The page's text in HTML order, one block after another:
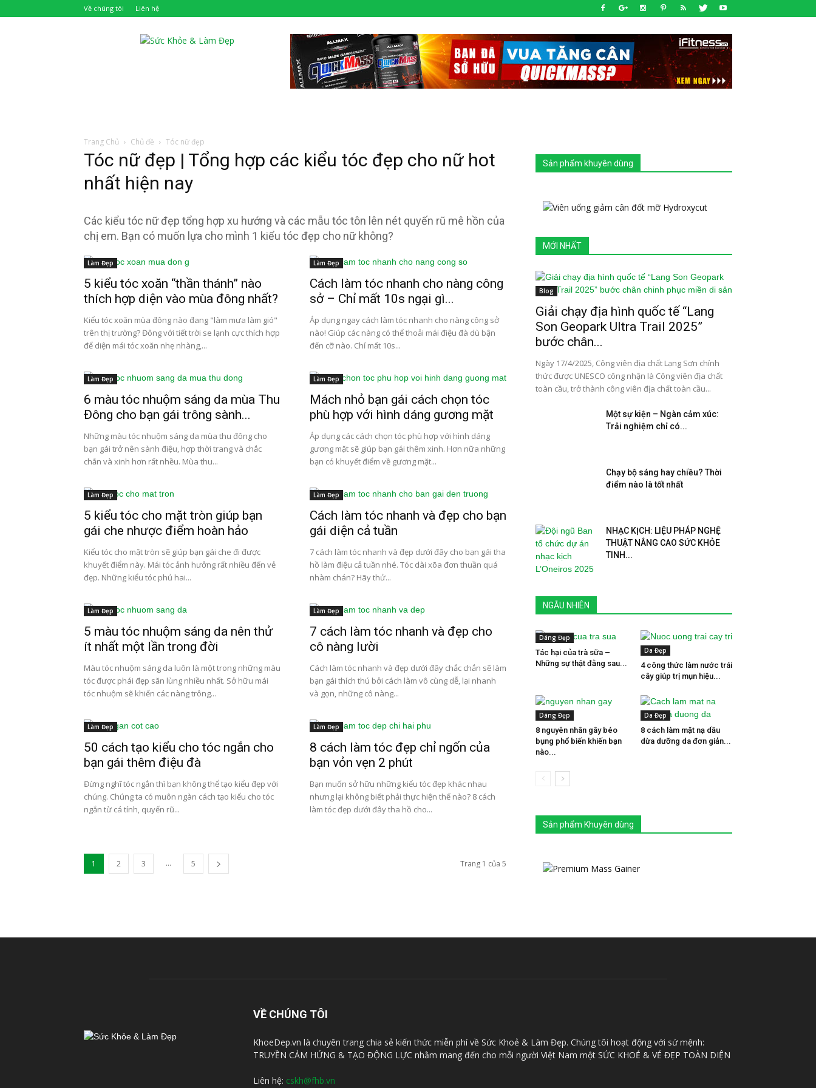
Về chúng tôi Liên hệ
Trang Chủ Chủ đề Tóc nữ đẹp
Tóc nữ đẹp | Tổng hợp các kiểu tóc đẹp cho nữ hot
nhất hiện nay
Các kiểu tóc nữ đẹp tổng hợp xu hướng và các mẫu tóc tôn lên nét quyến rũ mê hồn của
chị em. Bạn có muốn lựa cho mình 1 kiểu tóc đẹp cho nữ không?
Làm Đẹp
5 kiểu tóc xoăn “thần thánh” nào
thích hợp diện vào mùa đông nhất?
Kiểu tóc xoăn mùa đông nào đang "làm mưa làm gió"
trên thị trường? Đông với tiết trời se lạnh cực thích hợp
để diện mái tóc xoăn nhẹ nhàng,...
Làm Đẹp
Cách làm tóc nhanh cho nàng công
sở – Chỉ mất 10s ngại gì...
Áp dụng ngay cách làm tóc nhanh cho nàng công sở
nào! Giúp các nàng có thể thoải mái điệu đà dù bận
đến cỡ nào. Chỉ mất 10s...
Làm Đẹp
6 màu tóc nhuộm sáng da mùa Thu
Đông cho bạn gái trông sành...
Những màu tóc nhuộm sáng da mùa thu đông cho
bạn gái trở nên sành điệu, hợp thời trang và chắc
chắn và xinh hơn rất nhều. Mùa thu...
Làm Đẹp
Mách nhỏ bạn gái cách chọn tóc
phù hợp với hình dáng gương mặt
Áp dụng các cách chọn tóc phù hợp với hình dáng
gương mặt sẽ giúp bạn gái thêm xinh. Hơn nữa những
bạn có khuyết điểm về gương mặt...
Làm Đẹp
5 kiểu tóc cho mặt tròn giúp bạn
gái che nhược điểm hoàn hảo
Kiểu tóc cho mặt tròn sẽ giúp bạn gái che đi được
khuyết điểm này. Mái tóc ảnh hưởng rất nhiều đến vẻ
đẹp. Những kiểu tóc phủ hai...
Làm Đẹp
Cách làm tóc nhanh và đẹp cho bạn
gái diện cả tuần
7 cách làm tóc nhanh và đẹp dưới đây cho bạn gái tha
hồ làm điệu cả tuần nhé. Tóc dài xõa đơn thuần quá
nhàm chán? Hãy thử...
Làm Đẹp
5 màu tóc nhuộm sáng da nên thử
ít nhất một lần trong đời
Màu tóc nhuộm sáng da luôn là một trong những màu
tóc được phái đẹp săn lùng nhiều nhất. Sở hữu mái
tóc nhuộm sẽ khiến các nàng trông...
Làm Đẹp
7 cách làm tóc nhanh và đẹp cho
cô nàng lười
Cách làm tóc nhanh và đẹp dưới đây chắc chắn sẽ làm
bạn gái thích thú bởi cách làm vô cùng dễ, lại nhanh
và gọn, những cô nàng...
Làm Đẹp
50 cách tạo kiểu cho tóc ngắn cho
bạn gái thêm điệu đà
Đừng nghĩ tóc ngắn thì bạn không thể tạo kiểu đẹp với
chúng. Chúng ta có muôn ngàn cách tạo kiểu cho tóc
ngắn từ cá tính, quyến rũ...
Làm Đẹp
8 cách làm tóc đẹp chỉ ngốn của
bạn vỏn vẹn 2 phút
Bạn muốn sở hữu những kiểu tóc đẹp khác nhau
nhưng lại không biết phải thực hiện thế nào? 8 cách
làm tóc đẹp dưới đây tha hồ cho...
1 2 3 ... 5 Trang 1 của 5
Sản phẩm khuyên dùng
MỚI NHẤT
Blog
Giải chạy địa hình quốc tế “Lang
Son Geopark Ultra Trail 2025”
bước chân...
Ngày 17/4/2025, Công viên địa chất Lạng Sơn chính
thức được UNESCO công nhận là Công viên địa chất
toàn cầu, trở thành công viên địa chất toàn cầu...
Một sự kiện – Ngàn cảm xúc:
Trải nghiệm chỉ có...
Chạy bộ sáng hay chiều? Thời
điểm nào là tốt nhất
NHẠC KỊCH: LIỆU PHÁP NGHỆ
THUẬT NÂNG CAO SỨC KHỎE
TINH...
NGẪU NHIÊN
Dáng Đẹp
Tác hại của trà sữa –
Những sự thật đằng sau...
Da Đẹp
4 công thức làm nước trái
cây giúp trị mụn hiệu...
Dáng Đẹp
8 nguyên nhân gây béo
bụng phổ biến khiến bạn
nào...
Da Đẹp
8 cách làm mặt nạ dầu
dừa dưỡng da đơn giản...
Sản phẩm Khuyên dùng
VỀ CHÚNG TÔI
KhoeDep.vn là chuyên trang chia sẻ kiến thức miễn phí về Sức Khoẻ & Làm Đẹp. Chúng tôi hoạt động với sứ mệnh:
TRUYỀN CẢM HỨNG & TẠO ĐỘNG LỰC nhằm mang đến cho mỗi người Việt Nam một SỨC KHOẺ & VẺ ĐẸP TOÀN DIỆN
Liên hệ: cskh@fhb.vn